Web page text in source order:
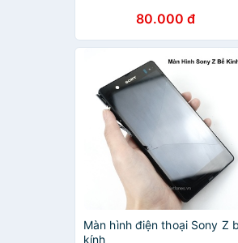
80.000 đ
Màn hình điện thoại Sony Z
kính